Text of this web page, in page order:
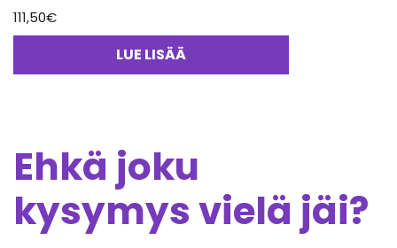
111,50€
LUE LISÄÄ
Ehkä joku
kysymys vielä jäi?